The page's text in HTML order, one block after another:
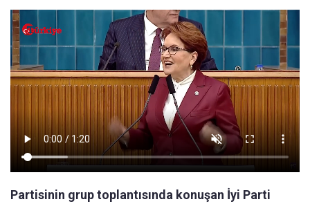
Partisinin grup toplantısında konuşan İyi Parti